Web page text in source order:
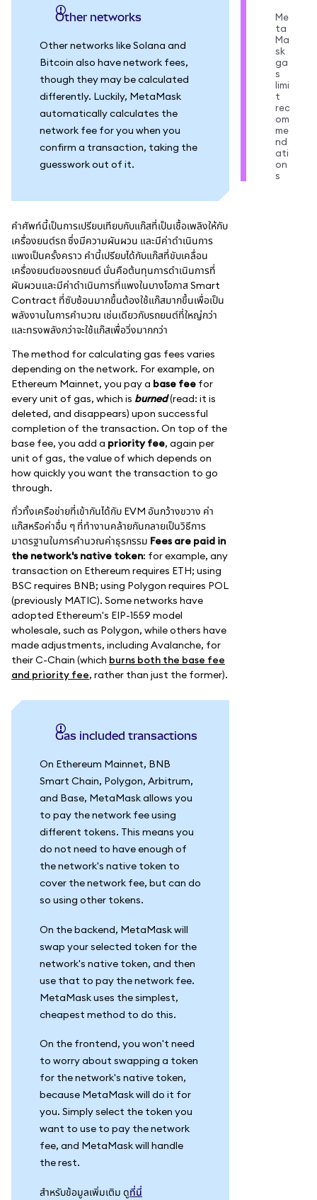
Other networks
Other networks like Solana and
Bitcoin also have network fees,
though they may be calculated
differently. Luckily, MetaMask
automatically calculates the
network fee for you when you
confirm a transaction, taking the
guesswork out of it.
คำศัพท์นี้เป็นการเปรียบเทียบกับแก๊สที่เป็นเชื้อเพลิงให้กับ
เครื่องยนต์รถ ซึ่งมีความผันผวน และมีค่าดำเนินการ
แพงเป็นครั้งคราว คำนี้เปรียบได้กับแก๊สที่ขับเคลื่อน
เครื่องยนต์ของรถยนต์ นั่นคือต้นทุนการดำเนินการที่
ผันผวนและมีค่าดำเนินการที่แพงในบางโอกาส Smart
Contract ที่ซับซ้อนมากขึ้นต้องใช้แก๊สมากขึ้นเพื่อเป็น
พลังงานในการคำนวณ เช่นเดียวกับรถยนต์ที่ใหญ่กว่า
และทรงพลังกว่าจะใช้แก๊สเพื่อวิ่งมากกว่า
The method for calculating gas fees varies
depending on the network. For example, on
Ethereum Mainnet, you pay a base fee for
every unit of gas, which is burned(read: it is
deleted, and disappears) upon successful
completion of the transaction. On top of the
base fee, you add a priority fee, again per
unit of gas, the value of which depends on
how quickly you want the transaction to go
through.
ทั่วทั้งเครือข่ายที่เข้ากันได้กับ EVM อันกว้างขวาง ค่า
แก๊สหรือค่าอื่น ๆ ที่ทำงานคล้ายกันกลายเป็นวิธีการ
มาตรฐานในการคำนวณค่าธุรกรรม Fees are paid in
the network's native token: for example, any
transaction on Ethereum requires ETH; using
BSC requires BNB; using Polygon requires POL
(previously MATIC). Some networks have
adopted Ethereum's EIP-1559 model
wholesale, such as Polygon, while others have
made adjustments, including Avalanche, for
their C-Chain (which burns both the base fee
and priority fee, rather than just the former).
Gas included transactions
On Ethereum Mainnet, BNB
Smart Chain, Polygon, Arbitrum,
and Base, MetaMask allows you
to pay the network fee using
different tokens. This means you
do not need to have enough of
the network's native token to
cover the network fee, but can do
so using other tokens.
On the backend, MetaMask will
swap your selected token for the
network's native token, and then
use that to pay the network fee.
MetaMask uses the simplest,
cheapest method to do this.
On the frontend, you won't need
to worry about swapping a token
for the network's native token,
because MetaMask will do it for
you. Simply select the token you
want to use to pay the network
fee, and MetaMask will handle
the rest.
สำหรับข้อมูลเพิ่มเติม ดูที่นี่
Me
ta
Ma
sk
ga
s
limi
t
rec
om
me
nd
ati
on
s